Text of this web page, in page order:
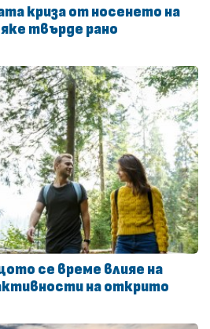
криза от носенето на
твърде рано
се време влияе на
на открито